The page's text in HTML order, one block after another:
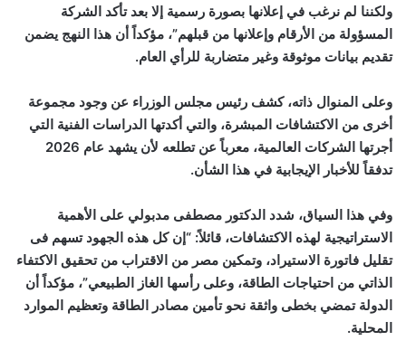
ولكننا لم نرغب في إعلانها بصورة رسمية إلا بعد تأكد الشركة
المسؤولة من الأرقام وإعلانها من قبلهم”، مؤكداً أن هذا النهج يضمن
تقديم بيانات موثوقة وغير متضاربة للرأي العام.
وعلى المنوال ذاته، كشف رئيس مجلس الوزراء عن وجود مجموعة
أخرى من الاكتشافات المبشرة، والتي أكدتها الدراسات الفنية التي
أجرتها الشركات العالمية، معرباً عن تطلعه لأن يشهد عام 2026
تدفقاً للأخبار الإيجابية في هذا الشأن.
وفي هذا السياق، شدد الدكتور مصطفى مدبولي على الأهمية
الاستراتيجية لهذه الاكتشافات، قائلاً: “إن كل هذه الجهود تسهم فى
تقليل فاتورة الاستيراد، وتمكين مصر من الاقتراب من تحقيق الاكتفاء
الذاتي من احتياجات الطاقة، وعلى رأسها الغاز الطبيعي”، مؤكداً أن
الدولة تمضي بخطى واثقة نحو تأمين مصادر الطاقة وتعظيم الموارد
المحلية.